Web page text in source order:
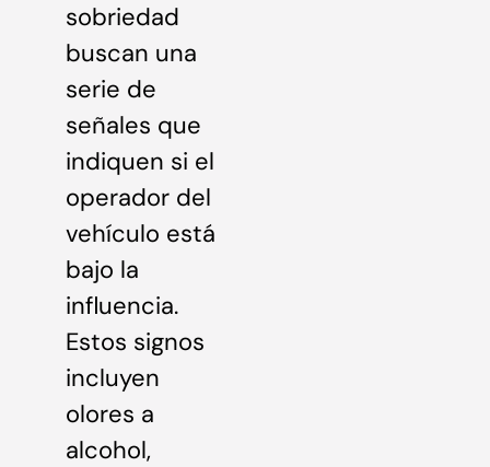
sobriedad
buscan una
serie de
señales que
indiquen si el
operador del
vehículo está
bajo la
influencia.
Estos signos
incluyen
olores a
alcohol,